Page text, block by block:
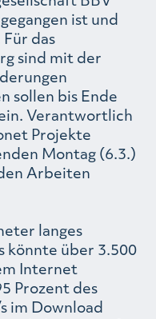
ist und
das
sind mit der
sollen bis Ende
Verantwortlich
Projekte
Montag (6.3.)
Arbeiten
langes
könnte über 3.500
Internet
Prozent des
im Download